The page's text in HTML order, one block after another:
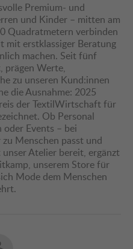
Premium- und
und Kinder – mitten am
Quadratmetern verbinden
erstklassiger Beratung
machen. Seit fünf
prägen Werte,
zu unseren Kund:innen
die Ausnahme: 2025
der TextilWirtschaft für
Ob Personal
oder Events – bei
Menschen passt und
Atelier bereit, ergänzt
unserem Store für
Mode dem Menschen